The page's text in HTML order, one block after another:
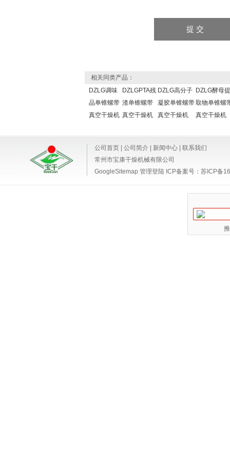
相关同类产品：
DZLG调味
品单锥螺带
真空干燥机
DZLGPTA残
渣单锥螺带
真空干燥机
DZLG高分子
凝胶单锥螺带
真空干燥机
DZLG酵母提
取物单锥螺
真空干燥机
公司首页 公司简介 新闻中心
联系我们
常州市宝康干燥机械有限公司
GoogleSitemap 管理登陆 ICP备案号： 苏ICP备